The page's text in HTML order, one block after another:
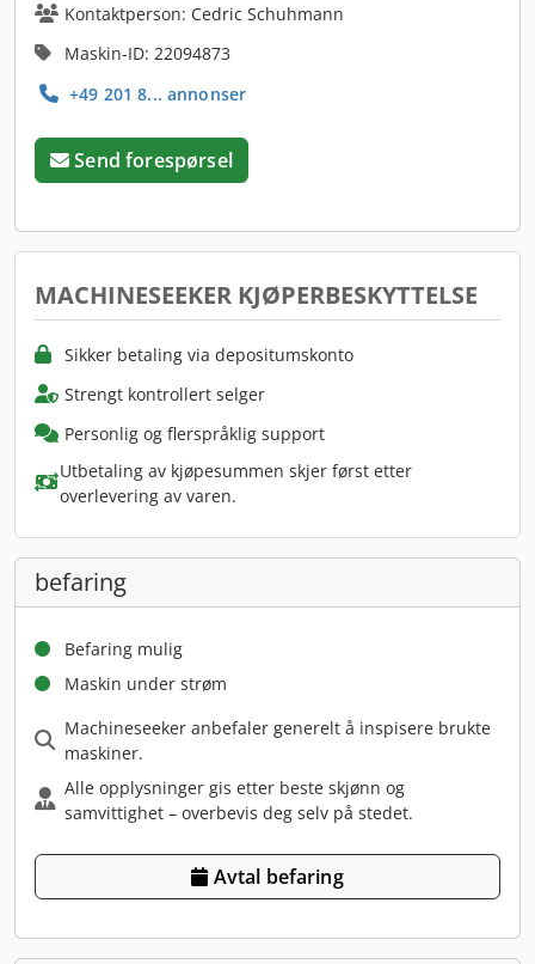
Kontaktperson: Cedric Schuhmann
Maskin-ID: 22094873
+49 201 8... annonser
Send forespørsel
MACHINESEEKER KJØPERBESKYTTELSE
Sikker betaling via depositumskonto
Strengt kontrollert selger
Personlig og flerspråklig support
Utbetaling av kjøpesummen skjer først etter
overlevering av varen.
befaring
Befaring mulig
Maskin under strøm
Machineseeker anbefaler generelt å inspisere brukte
maskiner.
Alle opplysninger gis etter beste skjønn og
samvittighet – overbevis deg selv på stedet.
Avtal befaring